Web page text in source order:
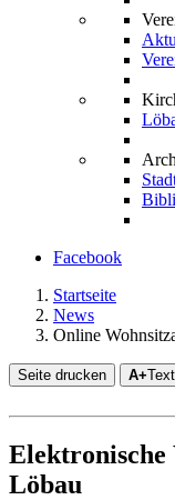
Facebook
Startseite
News
Online
Seite drucken A+
Elektronische
Löbau